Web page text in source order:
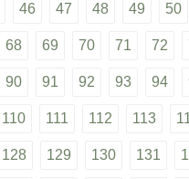
46 47 48 49 50
68 69 70 71 72
90 91 92 93 94
110 111 112 113
128 129 130 131